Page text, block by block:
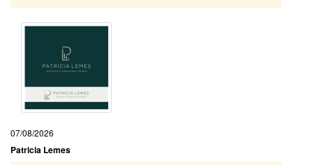
07/08/2026
Patricia Lemes